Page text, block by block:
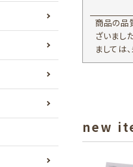
商品の品
ざいまし
ましては
new